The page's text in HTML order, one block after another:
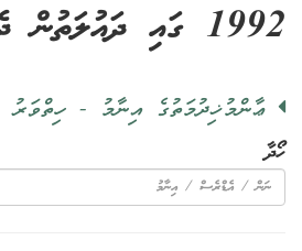
1992 ގައި ދައުލަތުން ދެއްވި އިނާމުތައް
ޢާންމުޚިދުމަތުގެ އިނާމު - ހިތްވަރު
ހޯދާ